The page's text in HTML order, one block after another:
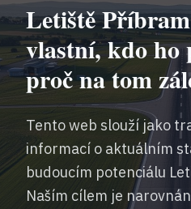
Letiště
vlastní, kdo ho
proč na tom
Tento web slouží jako
informací o aktuálním
budoucím potenciálu
Naším cílem je